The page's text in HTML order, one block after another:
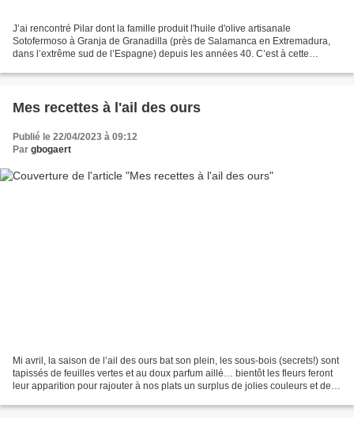
J’ai rencontré Pilar dont la famille produit l'huile d'olive artisanale
Sotofermoso à Granja de Granadilla (près de Salamanca en Extremadura,
dans l’extrême sud de l’Espagne) depuis les années 40. C’est à cette
Mes recettes à l'ail des ours
Publié le 22/04/2023 à 09:12
Par gbogaert
Mi avril, la saison de l’ail des ours bat son plein, les sous-bois (secrets!) sont
tapissés de feuilles vertes et au doux parfum aillé… bientôt les fleurs feront
leur apparition pour rajouter à nos plats un surplus de jolies couleurs et de